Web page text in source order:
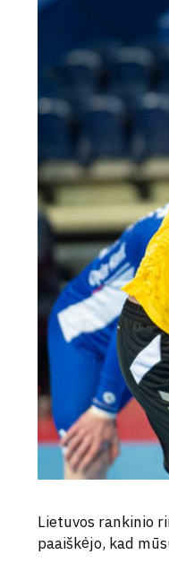
Lietuvos rankinio
paaiškėjo, kad